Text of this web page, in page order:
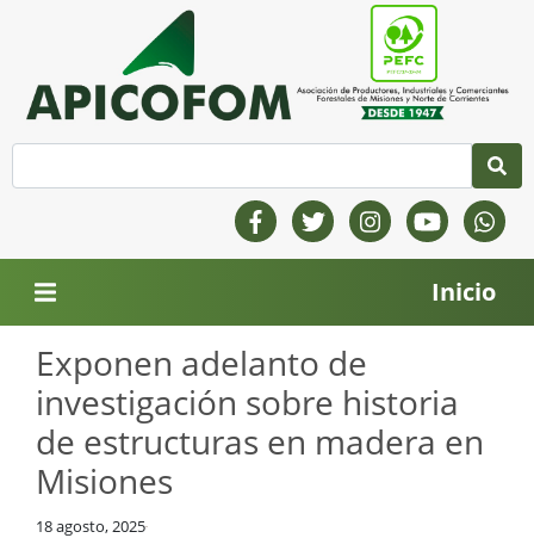
Inicio
Exponen adelanto de
investigación sobre historia
de estructuras en madera en
Misiones
18 agosto, 2025